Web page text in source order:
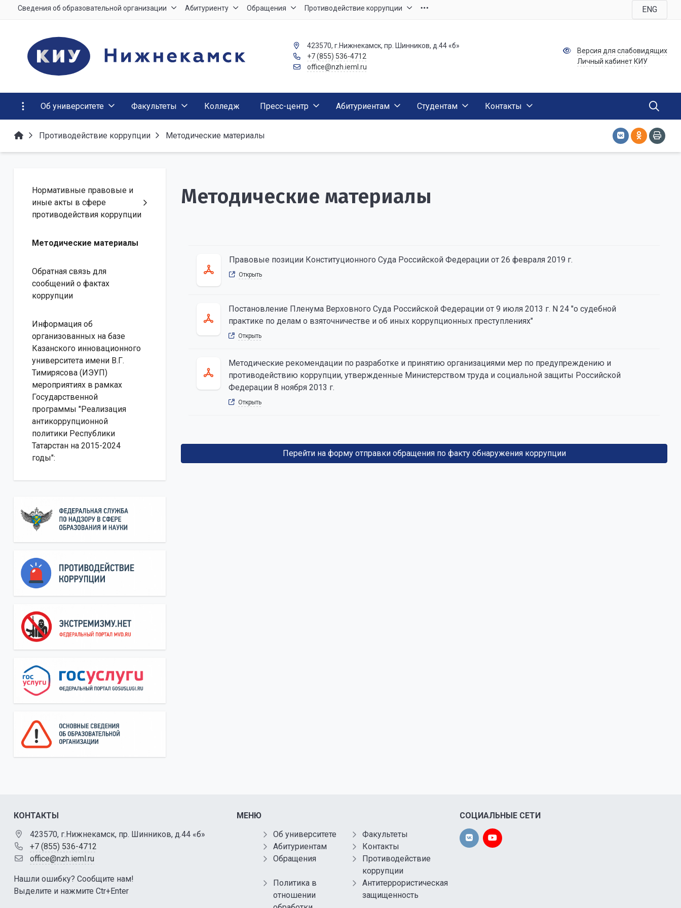
Сведения об образовательной организации Абитуриенту Обращения Противодействие коррупции ENG
423570, г.Нижнекамск, пр. Шинников, д.44 «б»
+7 (855) 536-4712
office@nzh.ieml.ru
Версия для слабовидящих
Личный кабинет КИУ
Об университете Факультеты Колледж Пресс-центр Абитуриентам Студентам Контакты
Противодействие коррупции Методические материалы
Нормативные правовые и
иные акты в сфере
противодействия коррупции
Методические материалы
Обратная связь для
сообщений о фактах
коррупции
Информация об
организованных на базе
Казанского инновационного
университета имени В.Г.
Тимирясова (ИЭУП)
мероприятиях в рамках
Государственной
программы "Реализация
антикоррупционной
политики Республики
Татарстан на 2015-2024
годы":
Методические материалы
Правовые позиции Конституционного Суда Российской Федерации от 26 февраля 2019 г.
Открыть
Постановление Пленума Верховного Суда Российской Федерации от 9 июля 2013 г. N 24 "о судебной
практике по делам о взяточничестве и об иных коррупционных преступлениях"
Открыть
Методические рекомендации по разработке и принятию организациями мер по предупреждению и
противодействию коррупции, утвержденные Министерством труда и социальной защиты Российской
Федерации 8 ноября 2013 г.
Открыть
Перейти на форму отправки обращения по факту обнаружения коррупции
КОНТАКТЫ
423570, г.Нижнекамск, пр. Шинников, д.44 «б»
+7 (855) 536-4712
office@nzh.ieml.ru
Нашли ошибку? Сообщите нам!
Выделите и нажмите Ctr+Enter
МЕНЮ
Об университете
Факультеты
Абитуриентам
Контакты
Обращения
Противодействие
коррупции
Политика в
отношении
Антитеррористическая
защищенность
СОЦИАЛЬНЫЕ СЕТИ